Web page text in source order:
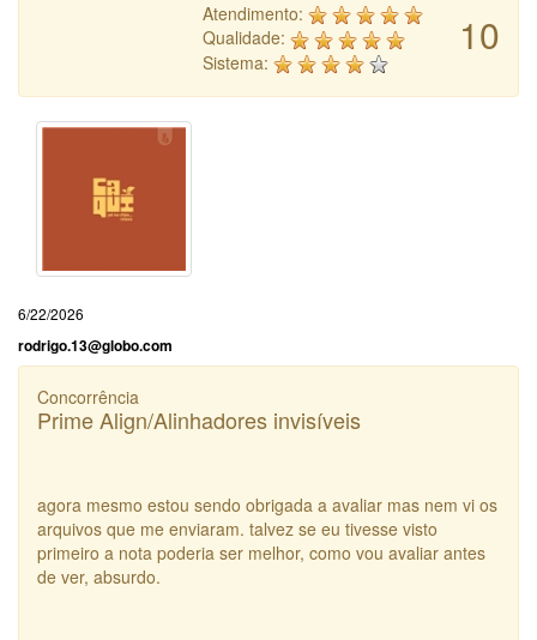
10
Atendimento:
Qualidade:
Sistema:
6/22/2026
rodrigo.13@globo.com
Concorrência
Prime Align/Alinhadores invisíveis
agora mesmo estou sendo obrigada a avaliar mas nem vi os
arquivos que me enviaram. talvez se eu tivesse visto
primeiro a nota poderia ser melhor, como vou avaliar antes
de ver, absurdo.